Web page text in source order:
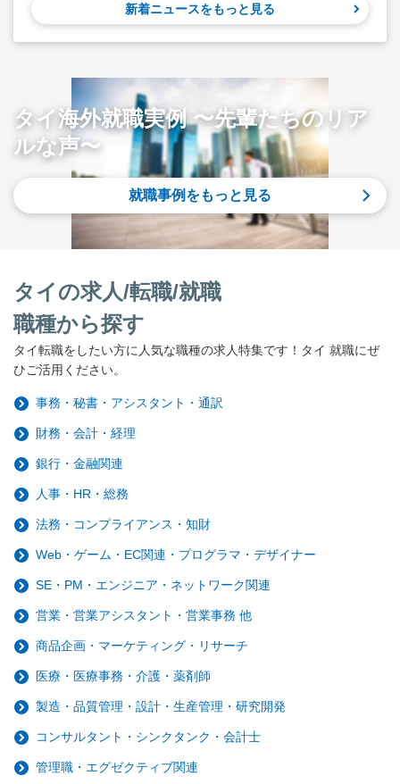
新着ニュースをもっと見る
タイ海外就職実例 〜先輩たちのリア
ルな声〜
就職事例をもっと見る
タイの求人/転職/就職
職種から探す
タイ転職をしたい方に人気な職種の求人特集です！タイ 就職にぜ
ひご活用ください。
事務・秘書・アシスタント・通訳
財務・会計・経理
銀行・金融関連
人事・HR・総務
法務・コンプライアンス・知財
Web・ゲーム・EC関連・プログラマ・デザイナー
SE・PM・エンジニア・ネットワーク関連
営業・営業アシスタント・営業事務 他
商品企画・マーケティング・リサーチ
医療・医療事務・介護・薬剤師
製造・品質管理・設計・生産管理・研究開発
コンサルタント・シンクタンク・会計士
管理職・エグゼクティブ関連